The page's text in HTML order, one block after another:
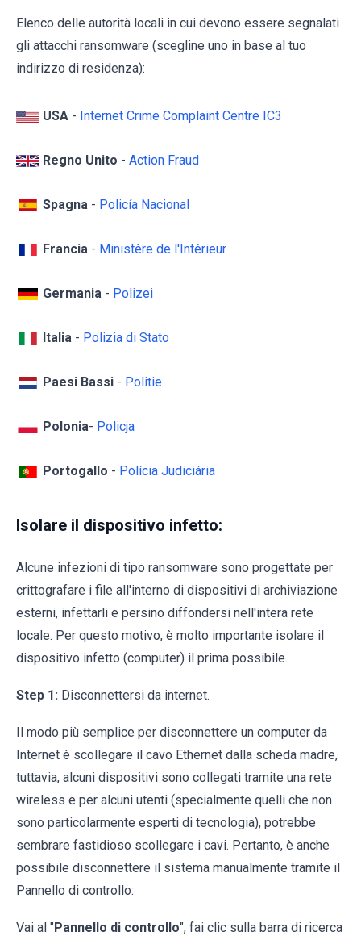
Elenco delle autorità locali in cui devono essere segnalati
gli attacchi ransomware (scegline uno in base al tuo
indirizzo di residenza):
USA - Internet Crime Complaint Centre IC3
Regno Unito - Action Fraud
Spagna - Policía Nacional
Francia - Ministère de l'Intérieur
Germania - Polizei
Italia - Polizia di Stato
Paesi Bassi - Politie
Polonia- Policja
Portogallo - Polícia Judiciária
Isolare il dispositivo infetto:
Alcune infezioni di tipo ransomware sono progettate per
crittografare i file all'interno di dispositivi di archiviazione
esterni, infettarli e persino diffondersi nell'intera rete
locale. Per questo motivo, è molto importante isolare il
dispositivo infetto (computer) il prima possibile.
Step 1: Disconnettersi da internet.
Il modo più semplice per disconnettere un computer da
Internet è scollegare il cavo Ethernet dalla scheda madre,
tuttavia, alcuni dispositivi sono collegati tramite una rete
wireless e per alcuni utenti (specialmente quelli che non
sono particolarmente esperti di tecnologia), potrebbe
sembrare fastidioso scollegare i cavi. Pertanto, è anche
possibile disconnettere il sistema manualmente tramite il
Pannello di controllo:
Vai al "Pannello di controllo", fai clic sulla barra di ricerca